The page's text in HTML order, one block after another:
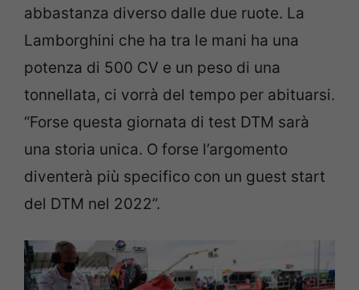
abbastanza diverso dalle due ruote. La
Lamborghini che ha tra le mani ha una
potenza di 500 CV e un peso di una
tonnellata, ci vorrà del tempo per abituarsi.
“Forse questa giornata di test DTM sarà
una storia unica. O forse l’argomento
diventerà più specifico con un guest start
del DTM nel 2022”.